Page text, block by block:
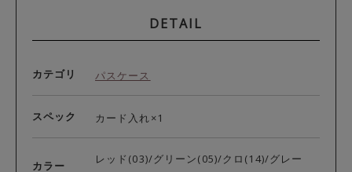
DETAIL
カテゴリ パスケース
スペック カード入れ×1
カラー
レッド(03)/グリーン(05)/クロ(14)/グレー